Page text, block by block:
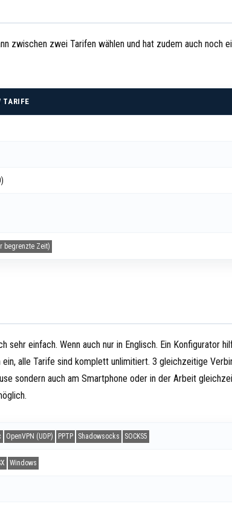
zwischen zwei Tarifen wählen und hat zudem auch noch
TARIFE
begrenzte Zeit)
einfach. Wenn auch nur in Englisch. Ein Konfigurator
alle Tarife sind komplett unlimitiert. 3 gleichzeitige
sondern auch am Smartphone oder in der Arbeit
OpenVPN (UDP) PPTP Shadowsocks SOCKS5
Windows